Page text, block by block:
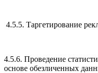
4.5.5. Таргетирование
4.5.6. Проведение
основе обезличенных